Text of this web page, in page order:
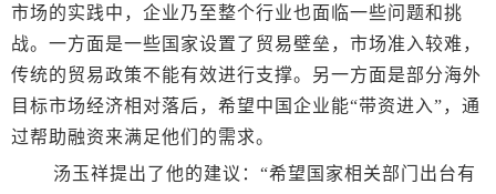
市场的实践中，企业乃至整个行业也面临一些问题和挑
战。一方面是一些国家设置了贸易壁垒，市场准入较难，
传统的贸易政策不能有效进行支撑。另一方面是部分海外
目标市场经济相对落后，希望中国企业能“带资进入”，通
过帮助融资来满足他们的需求。
汤玉祥提出了他的建议：“希望国家相关部门出台有